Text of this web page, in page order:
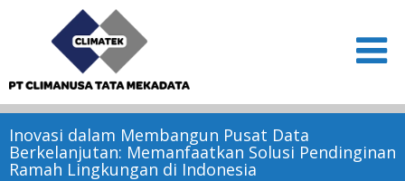
Inovasi dalam Membangun Pusat Data
Berkelanjutan: Memanfaatkan Solusi Pendinginan
Ramah Lingkungan di Indonesia